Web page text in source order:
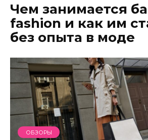
Чем занимается
fashion и как им
без опыта в моде
ОБЗОРЫ